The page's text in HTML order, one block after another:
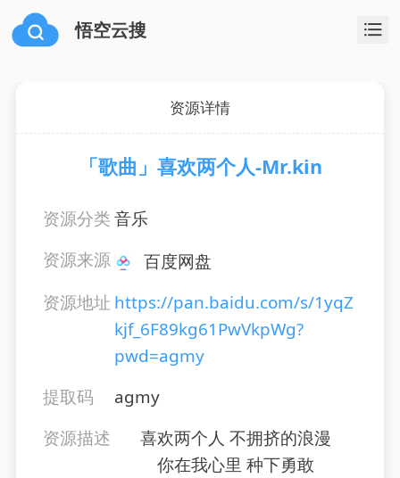
悟空云搜
资源详情
「歌曲」喜欢两个人-Mr.kin
资源分类音乐
资源来源
百度网盘
资源地址 https://pan.baidu.com/s/1yqZ
kjf_6F89kg61PwVkpWg?
pwd=agmy
提取码
agmy
资源描述
喜欢两个人 不拥挤的浪漫
你在我心里 种下勇敢